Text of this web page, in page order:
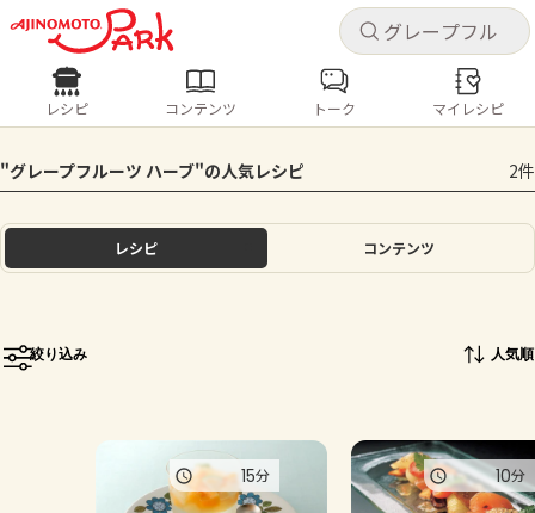
キャ
ログインするとレシピを保存できます
ログイン
ホーム
トーク
キャ
レシピ コンテンツ
人気の食材・レシピ
きゅうり なす トマト とうもろこし
ピーマン
レシピ コンテンツ トーク マイレシピ
"グレープフルーツ ハーブ"の人気レシピ 2件
レシピ コンテンツ
絞り込み 人気順
15分 10分